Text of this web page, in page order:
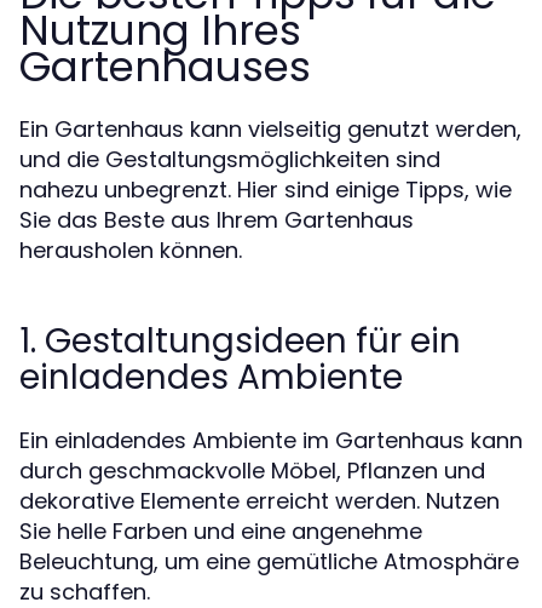
Nutzung Ihres
Gartenhauses
Ein Gartenhaus kann vielseitig genutzt werden,
und die Gestaltungsmöglichkeiten sind
nahezu unbegrenzt. Hier sind einige Tipps, wie
Sie das Beste aus Ihrem Gartenhaus
herausholen können.
1. Gestaltungsideen für ein
einladendes Ambiente
Ein einladendes Ambiente im Gartenhaus kann
durch geschmackvolle Möbel, Pflanzen und
dekorative Elemente erreicht werden. Nutzen
Sie helle Farben und eine angenehme
Beleuchtung, um eine gemütliche Atmosphäre
zu schaffen.